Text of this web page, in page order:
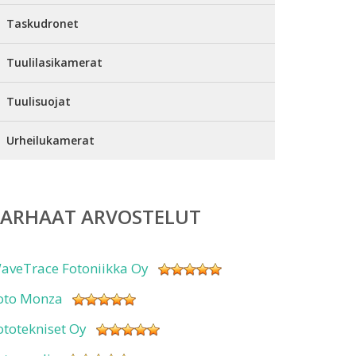
Taskudronet
Tuulilasikamerat
Tuulisuojat
Urheilukamerat
ARVOSTELUT
Fotoniikka Oy
Monza
Oy